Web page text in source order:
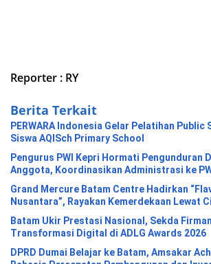
Reporter : RY
Berita Terkait
PERWARA Indonesia Gelar Pelatihan Public
Siswa AQISch Primary School
Pengurus PWI Kepri Hormati Pengunduran
Anggota, Koordinasikan Administrasi ke
Grand Mercure Batam Centre Hadirkan
Nusantara”, Rayakan Kemerdekaan Lewat
Batam Ukir Prestasi Nasional, Sekda
Transformasi Digital di ADLG Awards 2026
DPRD Dumai Belajar ke Batam, Amsakar